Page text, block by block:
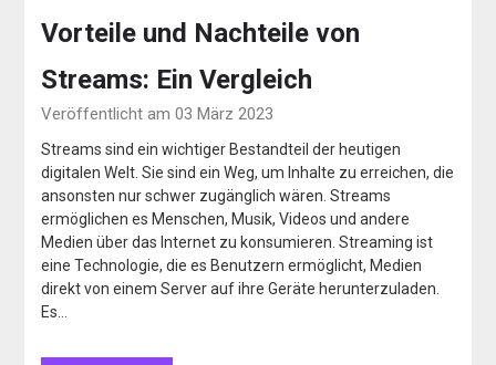
Vorteile und Nachteile von
Streams: Ein Vergleich
Veröffentlicht am 03 März 2023
Streams sind ein wichtiger Bestandteil der heutigen
digitalen Welt. Sie sind ein Weg, um Inhalte zu erreichen, die
ansonsten nur schwer zugänglich wären. Streams
ermöglichen es Menschen, Musik, Videos und andere
Medien über das Internet zu konsumieren. Streaming ist
eine Technologie, die es Benutzern ermöglicht, Medien
direkt von einem Server auf ihre Geräte herunterzuladen.
Es…